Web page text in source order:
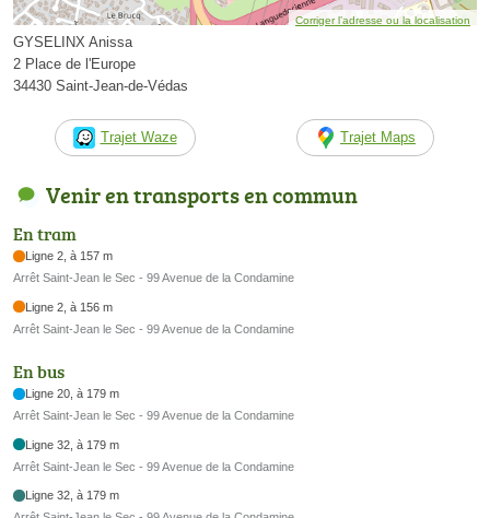
Corriger l’adresse ou la localisation
GYSELINX Anissa
2 Place de l'Europe
34430 Saint-Jean-de-Védas
Trajet Waze Trajet Maps
Venir en transports en commun
En tram
Ligne 2, à 157 m
Arrêt Saint-Jean le Sec - 99 Avenue de la Condamine
Ligne 2, à 156 m
Arrêt Saint-Jean le Sec - 99 Avenue de la Condamine
En bus
Ligne 20, à 179 m
Arrêt Saint-Jean le Sec - 99 Avenue de la Condamine
Ligne 32, à 179 m
Arrêt Saint-Jean le Sec - 99 Avenue de la Condamine
Ligne 32, à 179 m